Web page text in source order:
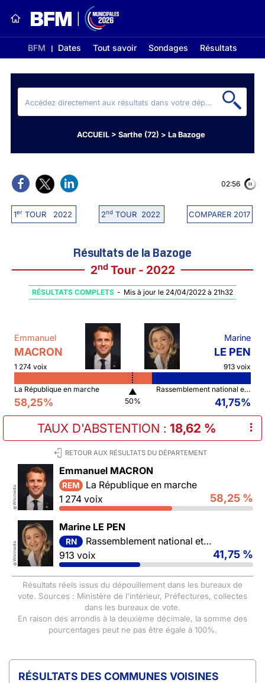
BFM Dates Tout savoir Sondages Résultats
ACCUEIL> Sarthe (72) > La Bazoge
1erTOUR 2022 2ndTOUR 2022 COMPARER 2017
02:56
Résultats de la Bazoge
2ndTour - 2022
RÉSULTATS COMPLETS - Mis à jour le 24/04/2022 à 21h32
Emmanuel
MACRON
1 274 voix
Marine
LE PEN
913 voix
La République en marche
58,25%
▲
50%
Rassemblement national et ses alliés
41,75%
TAUX D'ABSTENTION : 18,62 % ⠇
RETOUR AUX RÉSULTATS DU DÉPARTEMENT
©
Wikimedia
Emmanuel MACRON
REM
La République en marche
1 274 voix
58,25 %
©
Wikimedia
Marine LE PEN
RN
Rassemblement national et ses alliés
913 voix
41,75 %
Résultats réels issus du dépouillement dans les bureaux de
vote. Sources : Ministère de l'intérieur, Préfectures, collectes
dans les bureaux de vote.
En raison des arrondis à la deuxième décimale, la somme des
pourcentages peut ne pas être égale à 100%.
COMMUNES VOISINES